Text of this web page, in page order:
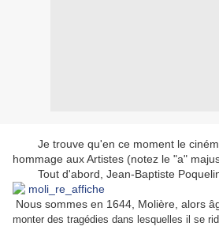
Je trouve qu'en ce moment le
hommage aux Artistes (notez le "a"
Tout d'abord, Jean-Baptiste
Nous sommes en 1644, Molière, alors
monter des tragédies dans lesquelles il se